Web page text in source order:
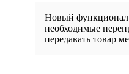
Новый функционал
необходимые
передавать товар